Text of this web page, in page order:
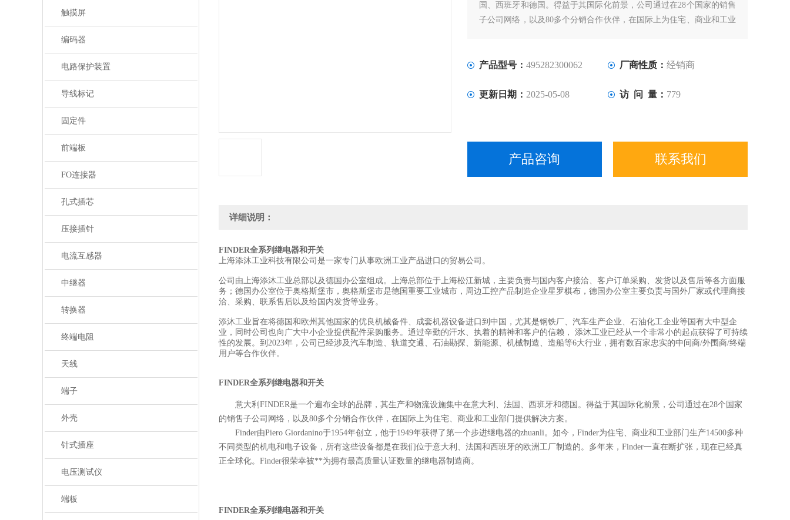
触摸屏
编码器
电路保护装置
导线标记
固定件
前端板
FO连接器
孔式插芯
压接插针
电流互感器
中继器
转换器
终端电阻
天线
端子
外壳
针式插座
电压测试仪
端板
国、西班牙和德国。得益于其国际化前景，公司通过在28个国家的销售
子公司网络，以及80多个分销合作伙伴，在国际上为住宅、商业和工业
继电器的zhuanli。
产品型号： 495282300062 厂商性质： 经销商
更新日期： 2025-05-08 访 问 量： 779
产品咨询 联系我们
详细说明：
FINDER全系列继电器和开关
上海添沐工业科技有限公司是一家专门从事欧洲工业产品进口的贸易公司。
公司由上海添沐工业总部以及德国办公室组成。上海总部位于上海松江新城，主要负责与国内客户接洽、客户订单采购、发货以及售后等各方面服
务；德国办公室位于奥格斯堡市，奥格斯堡市是德国重要工业城市，周边工控产品制造企业星罗棋布，德国办公室主要负责与国外厂家或代理商接
洽、采购、联系售后以及给国内发货等业务。
添沐工业旨在将德国和欧州其他国家的优良机械备件、成套机器设备进口到中国，尤其是钢铁厂、汽车生产企业、石油化工企业等国有大中型企
业，同时公司也向广大中小企业提供配件采购服务。通过辛勤的汗水、执着的精神和客户的信赖， 添沐工业已经从一个非常小的起点获得了可持续
性的发展。到2023年，公司已经涉及汽车制造、轨道交通、石油勘探、新能源、机械制造、造船等6大行业，拥有数百家忠实的中间商/外围商/终端
用户等合作伙伴。
FINDER全系列继电器和开关
意大利FINDER是一个遍布全球的品牌，其生产和物流设施集中在意大利、法国、西班牙和德国。得益于其国际化前景，公司通过在28个国家
的销售子公司网络，以及80多个分销合作伙伴，在国际上为住宅、商业和工业部门提供解决方案。
Finder由Piero Giordanino于1954年创立，他于1949年获得了第一个步进继电器的zhuanli。如今，Finder为住宅、商业和工业部门生产14500多种
不同类型的机电和电子设备，所有这些设备都是在我们位于意大利、法国和西班牙的欧洲工厂制造的。多年来，Finder一直在断扩张，现在已经真
正全球化。Finder很荣幸被**为拥有最高质量认证数量的继电器制造商。
FINDER全系列继电器和开关